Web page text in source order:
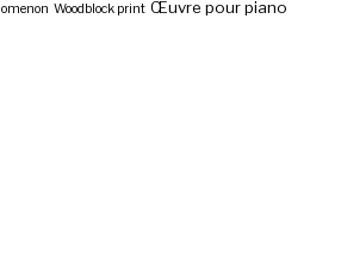
Woodblock print Œuvre pour piano